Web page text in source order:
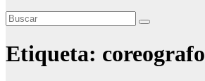
Etiqueta: coreografo